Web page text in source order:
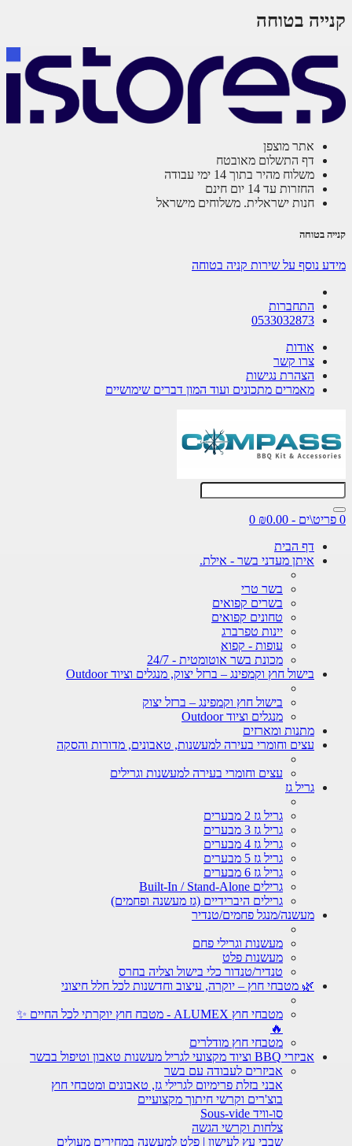
בטוחה
אתר מוצפן
דף התשלום מאובטח
משלוח מהיר בתוך 14 ימי עבודה
החזרות עד 14 יום חינם
חנות ישראלית. משלוחים מישראל
בטוחה
נוסף על שירות קניה בטוחה
התחברות
0533032873
אודות
צרו קשר
הצהרת נגישות
מאמרים מתכונים ועוד המון דברים שימושיים
0
דף הבית
איתן מעדני בשר - אילת.
בשר טרי
בשרים קפואים
טחונים קפואים
יינות טפרברג
עופות - קפוא
מכונת בשר אוטומטית - 24/7
בישול חוץ וקמפינג – ברזל יצוק, מנגלים וציוד Outdoor
בישול חוץ וקמפינג – ברזל יצוק
מנגלים וציוד Outdoor
מתנות ומארזים
עצים וחומרי בעירה למעשנות, טאבונים, מדורות והסקה
עצים וחומרי בעירה למעשנות וגרילים
גריל גז
גריל גז 2 מבערים
גריל גז 3 מבערים
גריל גז 4 מבערים
גריל גז 5 מבערים
גריל גז 6 מבערים
גרילים Built-In / Stand-Alone
גרילים היברידיים (גז מעשנה ופחמים)
מעשנה/מנגל פחמים/טנדיר
מעשנות וגרילי פחם
מעשנות פלט
טנדיר/טנדור כלי בישול וצליה בחרס
🌿 מטבחי חוץ – יוקרה, עיצוב וחדשנות לכל חלל חיצוני
מטבחי חוץ ALUMEX - מטבח חוץ יוקרתי לכל החיים ✨
מטבחי חוץ מודלרים
אביזרי BBQ וציוד מקצועי לגריל מעשנות טאבון וטיפול בבשר
אביזרים לעבודה עם בשר
אבני בזלת פרימיום לגרילי גז, טאבונים ומטבחי חוץ
בוצ'רים וקרשי חיתוך מקצועיים
סו-וויד Sous-vide
צלחות וקרשי הגשה
שבבי עץ לעישון | פלט למעשנה במחירים מעולים